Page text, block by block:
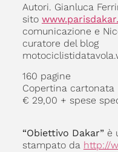
Autori. Gianluca
sito
comunicazione e
curatore del blog
160 pagine
Copertina cartonata
€ 29,00 + spese
“Obiettivo Dakar”è
stampato da http://